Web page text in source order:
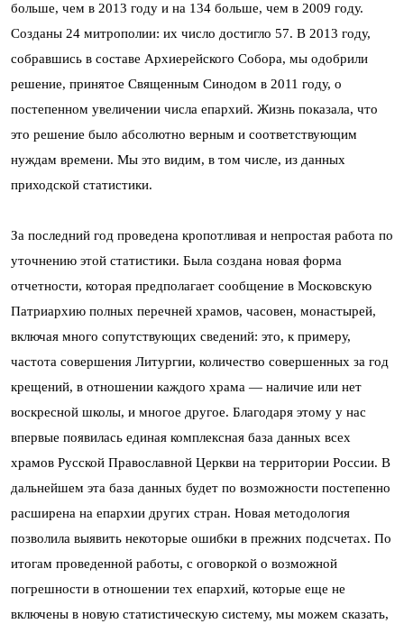
больше, чем в 2013 году и на 134 больше, чем в 2009 году.
Созданы 24 митрополии: их число достигло 57. В 2013 году,
собравшись в составе Архиерейского Собора, мы одобрили
решение, принятое Священным Синодом в 2011 году, о
постепенном увеличении числа епархий. Жизнь показала, что
это решение было абсолютно верным и соответствующим
нуждам времени. Мы это видим, в том числе, из данных
приходской статистики.
За последний год проведена кропотливая и непростая работа по
уточнению этой статистики. Была создана новая форма
отчетности, которая предполагает сообщение в Московскую
Патриархию полных перечней храмов, часовен, монастырей,
включая много сопутствующих сведений: это, к примеру,
частота совершения Литургии, количество совершенных за год
крещений, в отношении каждого храма — наличие или нет
воскресной школы, и многое другое. Благодаря этому у нас
впервые появилась единая комплексная база данных всех
храмов Русской Православной Церкви на территории России. В
дальнейшем эта база данных будет по возможности постепенно
расширена на епархии других стран. Новая методология
позволила выявить некоторые ошибки в прежних подсчетах. По
итогам проведенной работы, с оговоркой о возможной
погрешности в отношении тех епархий, которые еще не
включены в новую статистическую систему, мы можем сказать,